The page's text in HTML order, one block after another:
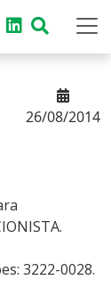
26/08/2014
3222-0028.